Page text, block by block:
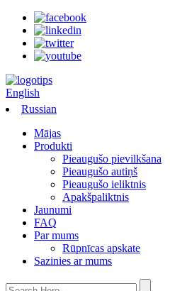
English
Russian
Mājas
Produkti
Pieaugušo pievilkšana
Pieaugušo autiņš
Pieaugušo ieliktnis
Apakšpaliktnis
Jaunumi
FAQ
Par mums
Rūpnīcas apskate
Sazinies ar mums